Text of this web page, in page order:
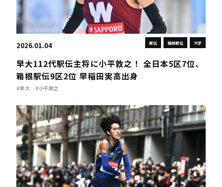
駅伝 箱根駅伝 大学
2026.01.04
早大112代駅伝主将に小平敦之！ 全日本5区7位、
箱根駅伝9区2位 早稲田実高出身
#早大 #小平敦之